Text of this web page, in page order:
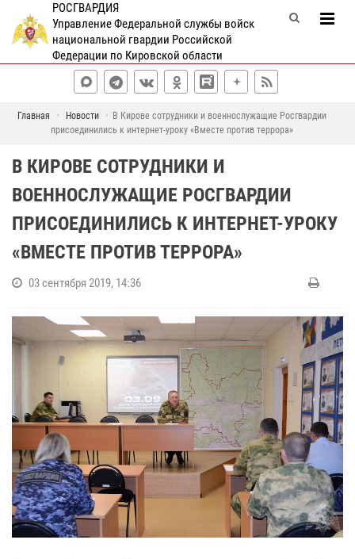
РОСГВАРДИЯ
Управление Федеральной службы войск
национальной гвардии Российской
Федерации по Кировской области
Главная Новости
В Кирове сотрудники и военнослужащие Росгвардии
присоединились к интернет-уроку «Вместе против террора»
В КИРОВЕ СОТРУДНИКИ И
ВОЕННОСЛУЖАЩИЕ РОСГВАРДИИ
ПРИСОЕДИНИЛИСЬ К ИНТЕРНЕТ-УРОКУ
«ВМЕСТЕ ПРОТИВ ТЕРРОРА»
03 сентября 2019, 14:36